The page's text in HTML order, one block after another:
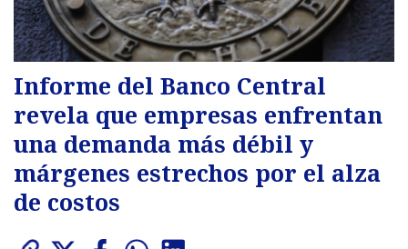
Informe del Banco Central
revela que empresas enfrentan
una demanda más débil y
márgenes estrechos por el alza
de costos